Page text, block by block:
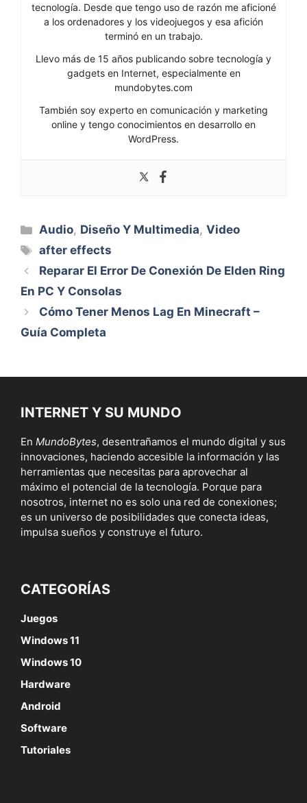
tecnología. Desde que tengo uso de razón me aficioné
a los ordenadores y los videojuegos y esa afición
terminó en un trabajo.
Llevo más de 15 años publicando sobre tecnología y
gadgets en Internet, especialmente en
mundobytes.com
También soy experto en comunicación y marketing
online y tengo conocimientos en desarrollo en
WordPress.
Categorías
Audio, Diseño Y Multimedia,Video
Etiquetas
after effects
Reparar El Error De Conexión De Elden Ring
En PC Y Consolas
Cómo Tener Menos Lag En Minecraft –
Guía Completa
INTERNET Y SU MUNDO
En MundoBytes, desentrañamos el mundo digital y sus
innovaciones, haciendo accesible la información y las
herramientas que necesitas para aprovechar al
máximo el potencial de la tecnología. Porque para
nosotros, internet no es solo una red de conexiones;
es un universo de posibilidades que conecta ideas,
impulsa sueños y construye el futuro.
CATEGORÍAS
Juegos
Windows 11
Windows 10
Hardware
Android
Software
Tutoriales